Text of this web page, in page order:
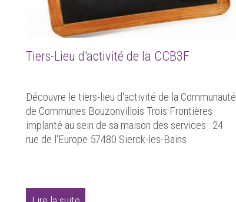
Tiers-Lieu d'activité de la CCB3F
Découvre le tiers-lieu d'activité de la Communauté
de Communes Bouzonvillois Trois Frontières
implanté au sein de sa maison des services : 24
rue de l'Europe 57480 Sierck-les-Bains